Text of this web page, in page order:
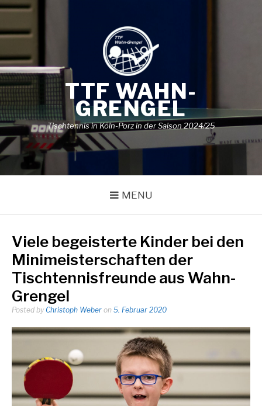
Skip
content
TTF WAHN-
GRENGEL
Tischtennis in Köln-Porz in der Saison 2024/25
MENU
Viele begeisterte Kinder bei den
Minimeisterschaften der
Tischtennisfreunde aus Wahn-
Grengel
Posted by Christoph Weber on 5. Februar 2020